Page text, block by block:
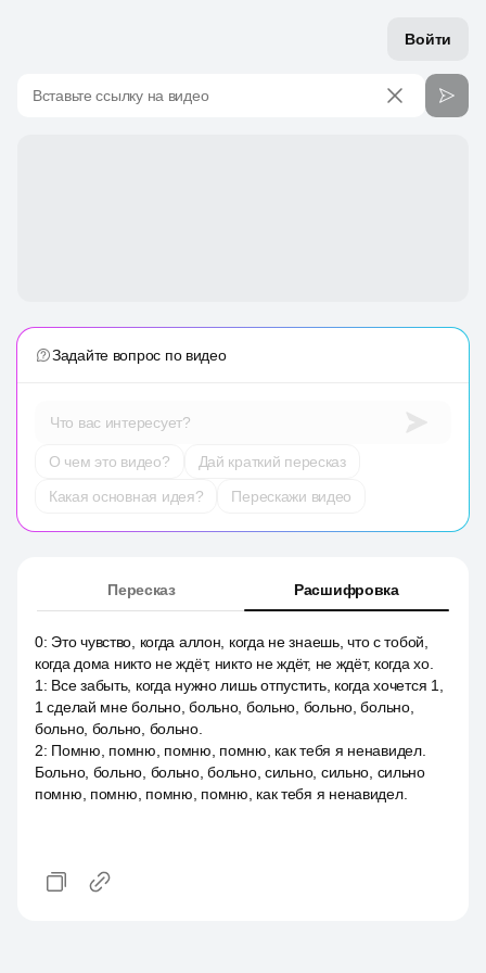
Войти
Вставьте ссылку на видео
Задайте вопрос по видео
Что вас интересует?
О чем это видео?
Дай краткий пересказ
Какая основная идея?
Перескажи видео
Пересказ Расшифровка
0: Это чувство, когда аллон, когда не знаешь, что с тобой,
когда дома никто не ждёт, никто не ждёт, не ждёт, когда хо.
1 : Все забыть, когда нужно лишь отпустить, когда хочется 1,
1 сделай мне больно, больно, больно, больно, больно,
больно, больно, больно.
2: Помню, помню, помню, помню, как тебя я ненавидел.
Больно, больно, больно, больно, сильно, сильно, сильно
помню, помню, помню, помню, как тебя я ненавидел.